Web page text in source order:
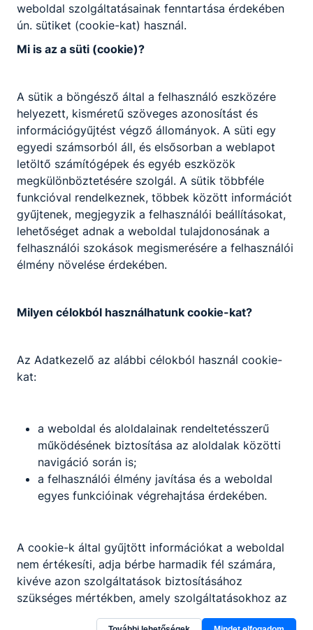
Balesetvédelmi útmutató a helyiségek
használatához.
Partnereink
Dunaújvárosi SZC Szabolcs Vezér
Technikum
weboldal szolgáltatásainak fenntartása érdekében
ún. sütiket (cookie-kat) használ.
Mi is az a süti (cookie)?
A sütik a böngésző által a felhasználó eszközére
helyezett, kisméretű szöveges azonosítást és
információgyűjtést végző állományok. A süti egy
egyedi számsorból áll, és elsősorban a weblapot
letöltő számítógépek és egyéb eszközök
megkülönböztetésére szolgál. A sütik többféle
funkcióval rendelkeznek, többek között információt
gyűjtenek, megjegyzik a felhasználói beállításokat,
lehetőséget adnak a weboldal tulajdonosának a
felhasználói szokások megismerésére a felhasználói
élmény növelése érdekében.
Milyen célokból használhatunk cookie-kat?
Az Adatkezelő az alábbi célokból használ cookie-
kat:
a weboldal és aloldalainak rendeltetésszerű
működésének biztosítása az aloldalak közötti
navigáció során is;
a felhasználói élmény javítása és a weboldal
egyes funkcióinak végrehajtása érdekében.
A cookie-k által gyűjtött információkat a weboldal
nem értékesíti, adja bérbe harmadik fél számára,
kivéve azon szolgáltatások biztosításához
szükséges mértékben, amely szolgáltatásokhoz az
érintett ezen információt előzetesen és önkéntesen